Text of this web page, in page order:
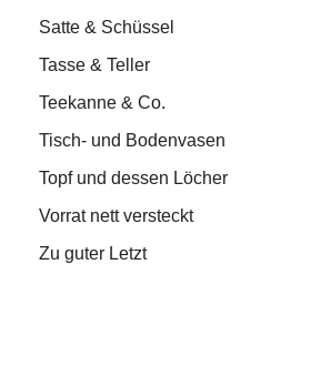
Satte & Schüssel
Tasse & Teller
Teekanne & Co.
Tisch- und Bodenvasen
Topf und dessen Löcher
Vorrat nett versteckt
Zu guter Letzt